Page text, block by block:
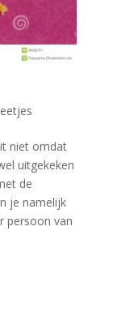
niet omdat
uitgekeken
de
je namelijk
persoon van